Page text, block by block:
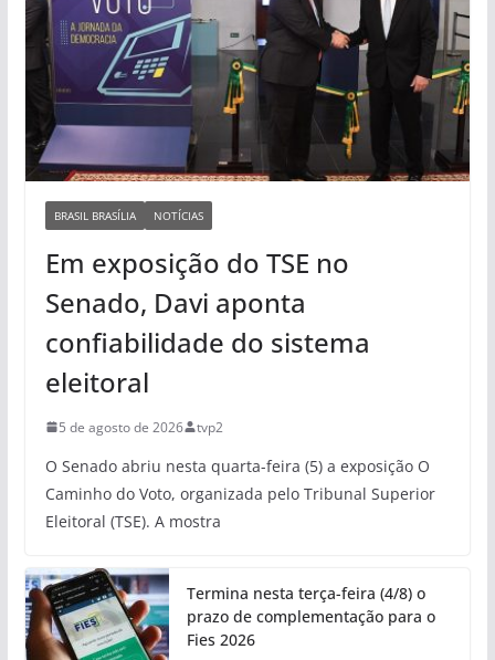
BRASIL BRASÍLIA NOTÍCIAS
Em exposição do TSE no
Senado, Davi aponta
confiabilidade do sistema
eleitoral
5 de agosto de 2026 tvp2
O Senado abriu nesta quarta-feira (5) a exposição O
Caminho do Voto, organizada pelo Tribunal Superior
Eleitoral (TSE). A mostra
Termina nesta terça-feira (4/8) o
prazo de complementação para o
Fies 2026